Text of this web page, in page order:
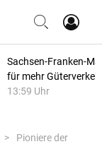
Sachsen-Franken-
für mehr
13:59 Uhr
Pioniere der